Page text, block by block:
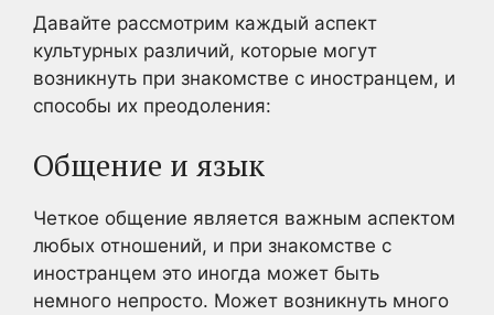
Давайте рассмотрим каждый аспект
культурных различий, которые могут
возникнуть при знакомстве с иностранцем, и
способы их преодоления:
Общение и язык
Четкое общение является важным аспектом
любых отношений, и при знакомстве с
иностранцем это иногда может быть
немного непросто. Может возникнуть много